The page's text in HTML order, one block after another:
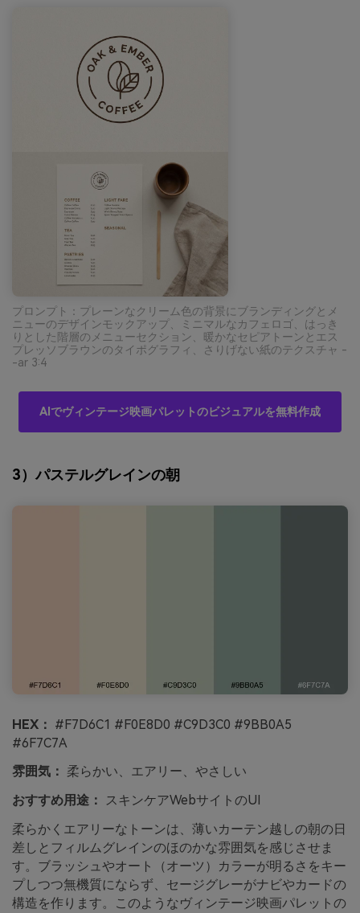
プロンプト：プレーンなクリーム色の背景にブランディングとメ
ニューのデザインモックアップ、ミニマルなカフェロゴ、はっき
りとした階層のメニューセクション、暖かなセピアトーンとエス
プレッソブラウンのタイポグラフィ、さりげない紙のテクスチャ -
-ar 3:4
AIでヴィンテージ映画パレットのビジュアルを無料作成
3）パステルグレインの朝
HEX： #F7D6C1 #F0E8D0 #C9D3C0 #9BB0A5
#6F7C7A
雰囲気： 柔らかい、エアリー、やさしい
おすすめ用途： スキンケアWebサイトのUI
柔らかくエアリーなトーンは、薄いカーテン越しの朝の日
差しとフィルムグレインのほのかな雰囲気を感じさせま
す。ブラッシュやオート（オーツ）カラーが明るさをキー
プしつつ無機質にならず、セージグレーがナビやカードの
構造を作ります。このようなヴィンテージ映画パレットの